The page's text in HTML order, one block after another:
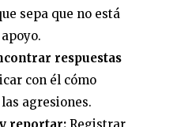
sepa que no está
respuestas
con él cómo
agresiones.